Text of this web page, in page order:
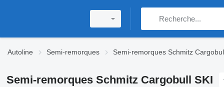
Autoline Semi-remorques Semi-remorques Schmitz
Semi-remorques Schmitz Cargobull SKI